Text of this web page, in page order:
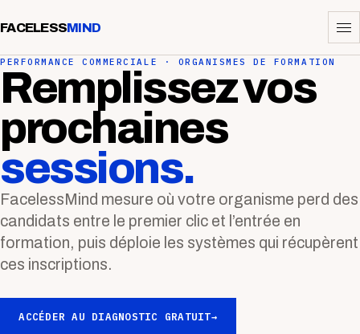
FACELESSMIND
PERFORMANCE COMMERCIALE · ORGANISMES DE FORMATION
Remplissez vos
prochaines
sessions.
FacelessMind mesure où votre organisme perd des
candidats entre le premier clic et l’entrée en
formation, puis déploie les systèmes qui récupèrent
ces inscriptions.
ACCÉDER AU DIAGNOSTIC GRATUIT→